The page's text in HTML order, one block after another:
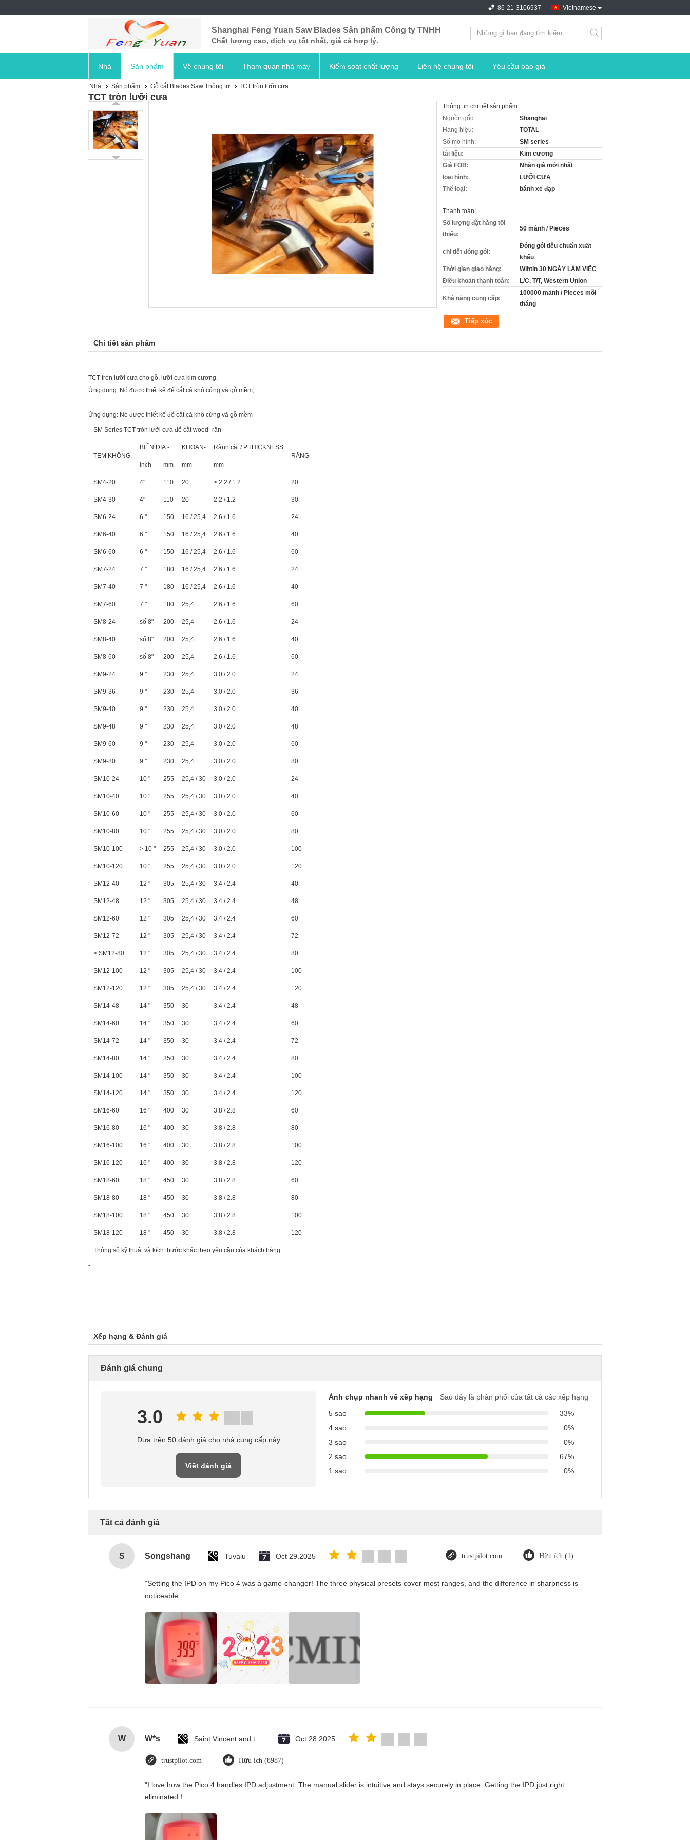
Vietnamese
86-21-3106937
Shanghai Feng Yuan Saw Blades Sản phẩm Công ty TNHH
Chất lượng cao, dịch vụ tốt nhất, giá cả hợp lý.
Nhà Sản phẩm Về chúng tôi Tham quan nhà máy Kiểm soát chất lượng Liên hệ chúng tôi Yêu cầu báo giá
Nhà Sản phẩm Gỗ cắt Blades Saw Thông tư TCT tròn lưỡi cưa
TCT tròn lưỡi cưa
Thông tin chi tiết sản phẩm:
Nguồn gốc:
Shanghai
Hàng hiệu:
TOTAL
Số mô hình:
SM series
tài liệu:
Kim cương
Giá FOB:
Nhận giá mới nhất
loại hình:
LƯỠI CƯA
Thể loại:
bánh xe đạp
Thanh toán:
Số lượng đặt hàng tối
thiểu:
50 mảnh / Pieces
chi tiết đóng gói:
Đóng gói tiêu chuẩn xuất
khẩu
Thời gian giao hàng:
Wihtin 30 NGÀY LÀM VIỆC
Điều khoản thanh toán:
L/C, T/T, Western Union
Khả năng cung cấp:
100000 mảnh / Pieces mỗi
tháng
Tiếp xúc
Chi tiết sản phẩm
TCT tròn lưỡi cưa cho gỗ, lưỡi cưa kim cương,
Ứng dụng: Nó được thiết kế để cắt cả khô cứng và gỗ mềm,
Ứng dụng: Nó được thiết kế để cắt cả khô cứng và gỗ mềm
SM Series TCT tròn lưỡi cưa để cắt wood- rắn
TEM KHÔNG.
BIỂN DIA.- KHOAN-
Rãnh cặt / P.THICKNESS
RĂNG
inch
mm mm mm
SM4-20 4" 110 20 > 2.2 / 1.2 20
SM4-30 4" 110 20 2.2 / 1.2 30
SM6-24 6 " 150 16 / 25,4 2.6 / 1.6 24
SM6-40 6 " 150 16 / 25,4 2.6 / 1.6 40
SM6-60 6 " 150 16 / 25,4 2.6 / 1.6 60
SM7-24 7 " 180 16 / 25,4 2.6 / 1.6 24
SM7-40 7 " 180 16 / 25,4 2.6 / 1.6 40
SM7-60 7 " 180 25,4 2.6 / 1.6 60
SM8-24 số 8" 200 25,4 2.6 / 1.6 24
SM8-40 số 8" 200 25,4 2.6 / 1.6 40
SM8-60 số 8" 200 25,4 2.6 / 1.6 60
SM9-24 9 " 230 25,4 3.0 / 2.0 24
SM9-36 9 " 230 25,4 3.0 / 2.0 36
SM9-40 9 " 230 25,4 3.0 / 2.0 40
SM9-48 9 " 230 25,4 3.0 / 2.0 48
SM9-60 9 " 230 25,4 3.0 / 2.0 60
SM9-80 9 " 230 25,4 3.0 / 2.0 80
SM10-24 10 " 255 25,4 / 30 3.0 / 2.0 24
SM10-40 10 " 255 25,4 / 30 3.0 / 2.0 40
SM10-60 10 " 255 25,4 / 30 3.0 / 2.0 60
SM10-80 10 " 255 25,4 / 30 3.0 / 2.0 80
SM10-100 > 10 " 255 25,4 / 30 3.0 / 2.0 100
SM10-120 10 " 255 25,4 / 30 3.0 / 2.0 120
SM12-40 12 " 305 25,4 / 30 3.4 / 2.4 40
SM12-48 12 " 305 25,4 / 30 3.4 / 2.4 48
SM12-60 12 " 305 25,4 / 30 3.4 / 2.4 60
SM12-72 12 " 305 25,4 / 30 3.4 / 2.4 72
> SM12-80 12 " 305 25,4 / 30 3.4 / 2.4 80
SM12-100 12 " 305 25,4 / 30 3.4 / 2.4 100
SM12-120 12 " 305 25,4 / 30 3.4 / 2.4 120
SM14-48 14 " 350 30 3.4 / 2.4 48
SM14-60 14 " 350 30 3.4 / 2.4 60
SM14-72 14 " 350 30 3.4 / 2.4 72
SM14-80 14 " 350 30 3.4 / 2.4 80
SM14-100 14 " 350 30 3.4 / 2.4 100
SM14-120 14 " 350 30 3.4 / 2.4 120
SM16-60 16 " 400 30 3.8 / 2.8 60
SM16-80 16 " 400 30 3.8 / 2.8 80
SM16-100 16 " 400 30 3.8 / 2.8 100
SM16-120 16 " 400 30 3.8 / 2.8 120
SM18-60 18 " 450 30 3.8 / 2.8 60
SM18-80 18 " 450 30 3.8 / 2.8 80
SM18-100 18 " 450 30 3.8 / 2.8 100
SM18-120 18 " 450 30 3.8 / 2.8 120
Thông số kỹ thuật và kích thước khác theo yêu cầu của khách hàng.
-
Xếp hạng & Đánh giá
Đánh giá chung
3.0
Dựa trên 50 đánh giá cho nhà cung cấp này
Viết đánh giá
Ảnh chụp nhanh về xếp hạng
Sau đây là phân phối của tất cả các xếp hạng
5 sao
33%
4 sao
0%
3 sao
0%
2 sao
67%
1 sao
0%
Tất cả đánh giá
S Songshang Tuvalu Oct 29.2025 trustpilot.com Hữu ích (1)
"Setting the IPD on my Pico 4 was a game-changer! The three physical presets cover most ranges, and the difference in sharpness is
noticeable.
W W*s Oct 28.2025
trustpilot.com Hữu ích (8987)
"I love how the Pico 4 handles IPD adjustment. The manual slider is intuitive and stays securely in place. Getting the IPD just right
eliminated！